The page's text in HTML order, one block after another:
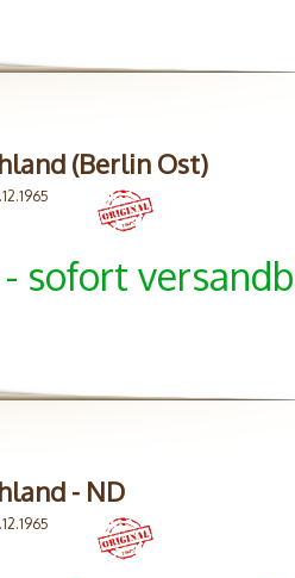
(Berlin Ost)
sofort
- ND